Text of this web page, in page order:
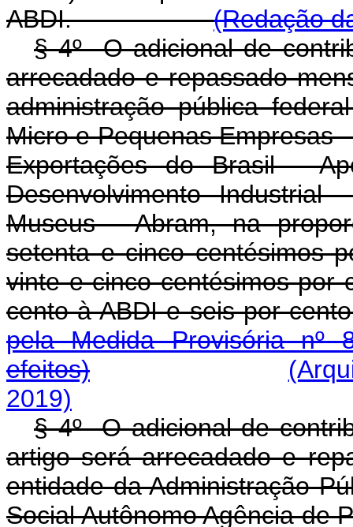
ABDI.(Redação
§ 4º O adicional de
arrecadado e repassado
administração pública
Micro e Pequenas Empresas
Exportações do Brasil -
Desenvolvimento
Museus - Abram, na
setenta e cinco centésimos
vinte e cinco centésimos por
cento à ABDI e seis
pela Medida Provisória nº
efeitos)
2019)
§ 4º O adicional de
artigo será arrecadado e
entidade da Administração
Social Autônomo Agência de